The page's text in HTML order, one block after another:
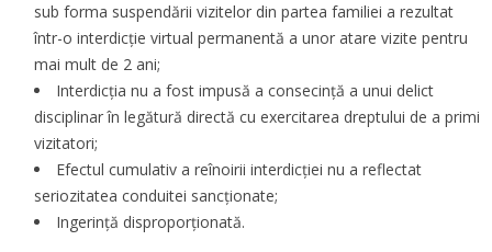
sub forma suspendării vizitelor din partea familiei a rezultat
într-o interdicție virtual permanentă a unor atare vizite pentru
mai mult de 2 ani;
Interdicția nu a fost impusă a consecință a unui delict
disciplinar în legătură directă cu exercitarea dreptului de a primi
vizitatori;
Efectul cumulativ a reînoirii interdicției nu a reflectat
seriozitatea conduitei sancționate;
Ingerință disproporționată.